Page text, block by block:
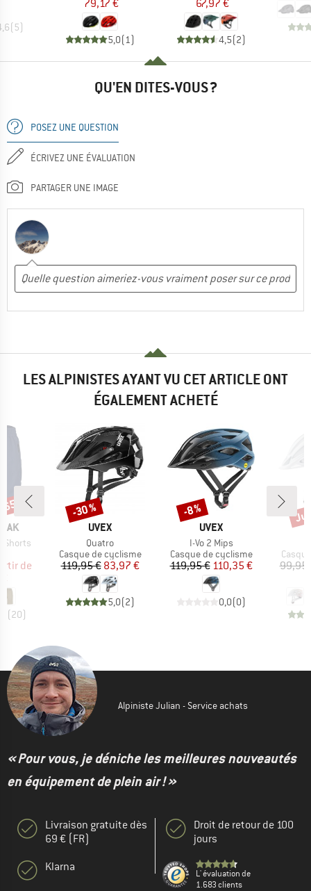
(5)
79,17 €
5,0(1 )
67,97 €
4,5(2)
QU'EN DITES-VOUS ?
POSEZ UNE QUESTION
ÉCRIVEZ UNE ÉVALUATION
PARTAGER UNE IMAGE
LES ALPINISTES AYANT VU CET ARTICLE ONT
ÉGALEMENT ACHETÉ
Shorts
réduit
de
(20)
%
MARQUE
UVEX
Article
Quatro
Product group
Casque de cyclisme
Prix
119,95 €Prix réduit
83,97 €
5,0(2)
Remise
-30 %
MARQUE
UVEX
Article
I-Vo 2 Mips
Product group
Casque de cyclisme
Prix
119,95 €Prix réduit
110,35 €
0,0(0)
Remise
-8 %
99,95
Alpiniste Julian - Service achats
« Pour vous, je déniche les meilleures nouveautés
en équipement de plein air ! »
Livraison gratuite dès
69 € (FR)
Klarna
Droit de retour de 100
jours
L' évaluation de
1.683 clients